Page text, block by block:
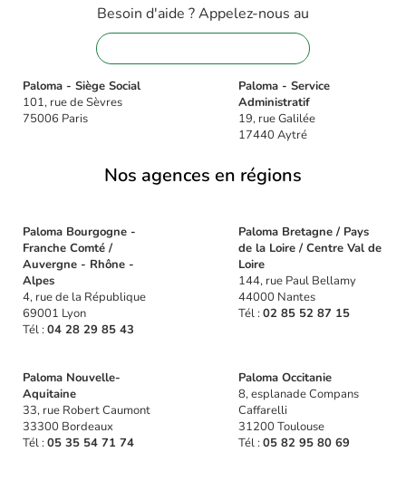
Besoin d'aide ? Appelez-nous au
Paloma - Siège Social
101, rue de Sèvres
75006 Paris
Paloma - Service
Administratif
19, rue Galilée
17440 Aytré
Nos agences en régions
Paloma Bourgogne -
Franche Comté /
Auvergne - Rhône -
Alpes
4, rue de la République
69001 Lyon
Tél : 04 28 29 85 43
Paloma Bretagne / Pays
de la Loire / Centre Val de
Loire
144, rue Paul Bellamy
44000 Nantes
Tél : 02 85 52 87 15
Paloma Nouvelle-
Aquitaine
33, rue Robert Caumont
33300 Bordeaux
Tél : 05 35 54 71 74
Paloma Occitanie
8, esplanade Compans
Caffarelli
31200 Toulouse
Tél : 05 82 95 80 69